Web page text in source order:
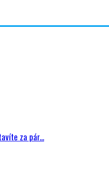
za pár...